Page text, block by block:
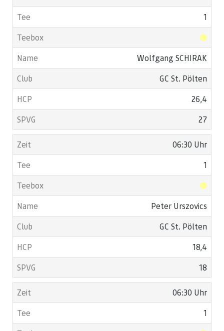
1
Wolfgang SCHIRAK
GC St. Pölten
26,4
27
06:30 Uhr
1
Peter Urszovics
GC St. Pölten
18,4
18
06:30 Uhr
1